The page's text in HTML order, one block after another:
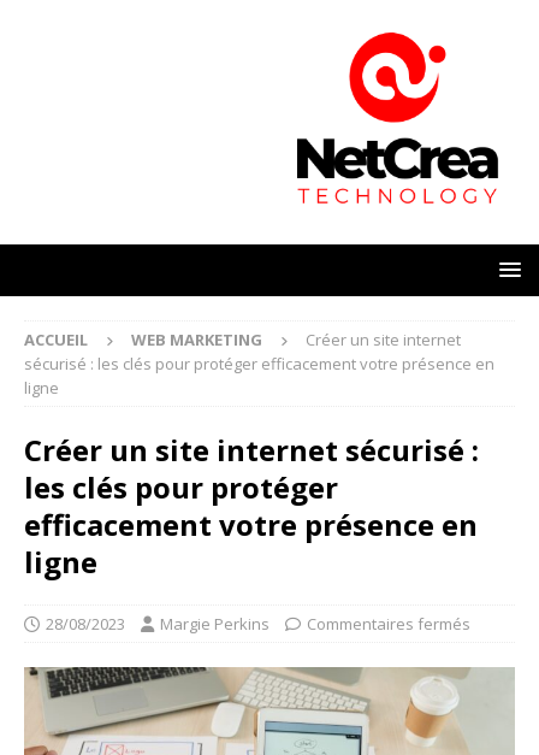
ACCUEIL WEB MARKETING
Créer un site internet
sécurisé : les clés pour protéger efficacement votre présence en
ligne
Créer un site internet sécurisé :
les clés pour protéger
efficacement votre présence en
ligne
28/08/2023 Margie Perkins Commentaires fermés